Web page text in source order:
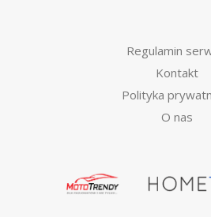
Regulamin
Kontakt
Polityka
O nas